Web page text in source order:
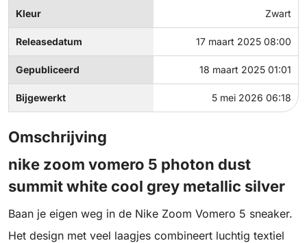
Kleur Zwart
Releasedatum 17 maart 2025 08:00
Gepubliceerd 18 maart 2025 01:01
Bijgewerkt 5 mei 2026 06:18
Omschrijving
nike zoom vomero 5 photon dust
summit white cool grey metallic silver
Baan je eigen weg in de Nike Zoom Vomero 5 sneaker.
Het design met veel laagjes combineert luchtig textiel